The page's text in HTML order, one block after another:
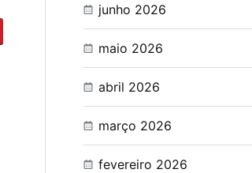
junho 2026
maio 2026
abril 2026
março 2026
fevereiro 2026